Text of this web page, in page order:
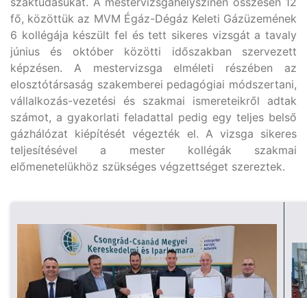
fő, közöttük az MVM Égáz-Dégáz Keleti Gázüzemének
6 kollégája készült fel és tett sikeres vizsgát a tavaly
június és október közötti időszakban szervezett
képzésen. A mestervizsga elméleti részében az
elosztótársaság szakemberei pedagógiai módszertani,
vállalkozás-vezetési és szakmai ismereteikről adtak
számot, a gyakorlati feladattal pedig egy teljes belső
gázhálózat kiépítését végezték el. A vizsga sikeres
teljesítésével a mester kollégák szakmai
előmenetelükhöz szükséges végzettséget szereztek.